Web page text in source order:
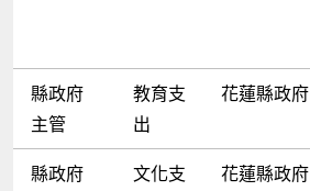
縣政府
主管
教育支
出
花蓮縣政府
縣政府
文化支
花蓮縣政府